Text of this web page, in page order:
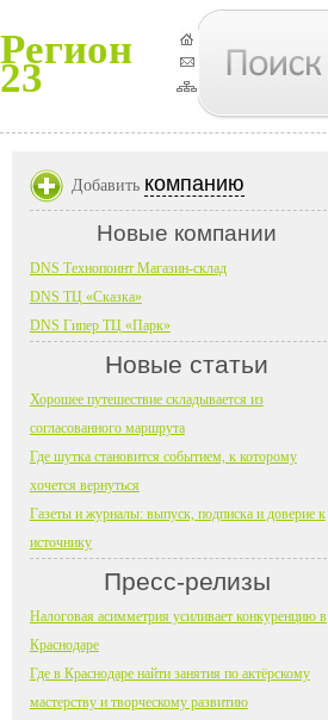
Регион
23
Добавить компанию
Новые компании
DNS Технопоинт Магазин-склад
DNS ТЦ «Сказка»
DNS Гипер ТЦ «Парк»
Новые статьи
Хорошее путешествие складывается из
согласованного маршрута
Где шутка становится событием, к которому
хочется вернуться
Газеты и журналы: выпуск, подписка и доверие к
источнику
Пресс-релизы
Налоговая асимметрия усиливает конкуренцию в
Краснодаре
Где в Краснодаре найти занятия по актёрскому
мастерству и творческому развитию